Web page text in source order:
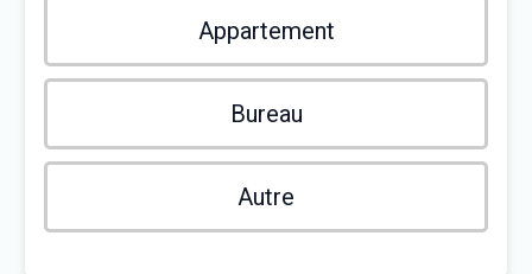
Appartement
Bureau
Autre